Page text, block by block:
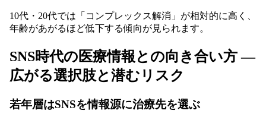
10代・20代では「コンプレックス解消」が相対的に高く、
年齢があがるほど低下する傾向が見られます。
SNS時代の医療情報との向き合い方 ―
広がる選択肢と潜むリスク
若年層はSNSを情報源に治療先を選ぶ